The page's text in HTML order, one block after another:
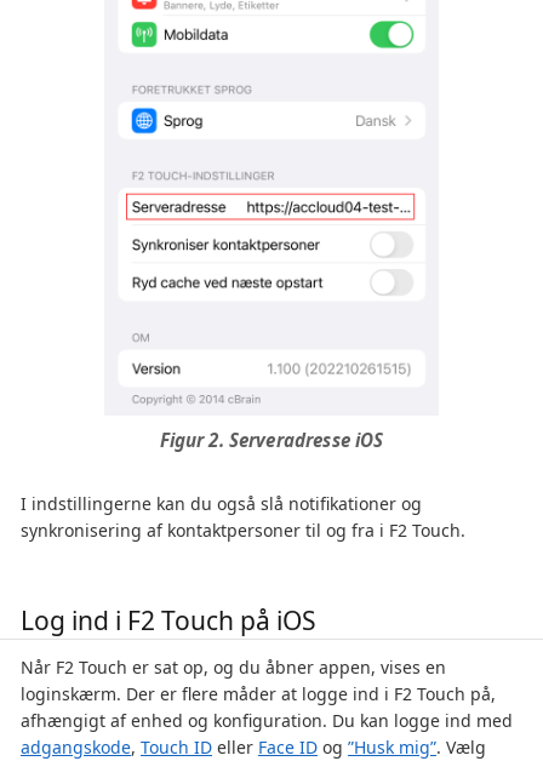
Figur 2. Serveradresse iOS
I indstillingerne kan du også slå notifikationer og
synkronisering af kontaktpersoner til og fra i F2 Touch.
Log ind i F2 Touch på iOS
Når F2 Touch er sat op, og du åbner appen, vises en
loginskærm. Der er flere måder at logge ind i F2 Touch på,
afhængigt af enhed og konfiguration. Du kan logge ind med
adgangskode, Touch ID eller Face ID og ”Husk mig”. Vælg